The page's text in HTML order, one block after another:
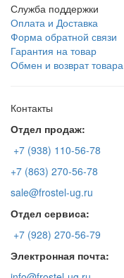
Служба поддержки
Оплата и Доставка
Форма обратной связи
Гарантия на товар
Обмен и возврат товара
Контакты
Отдел продаж:
+7 (938) 110-56-78
+7 (863) 270-56-78
sale@frostel-ug.ru
Отдел сервиса:
+7 (928) 270-56-79
Электронная почта: